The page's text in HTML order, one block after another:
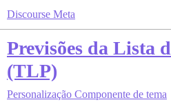
Discourse Meta
Previsões da Lista
(TLP)
Personalização Componente de tema